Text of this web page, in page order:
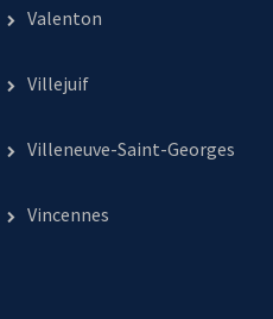
Valenton
Villejuif
Villeneuve-Saint-Georges
Vincennes